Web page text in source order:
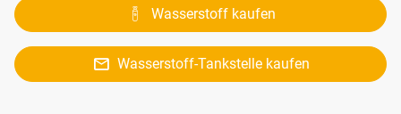
Wasserstoff kaufen
Wasserstoff-Tankstelle kaufen